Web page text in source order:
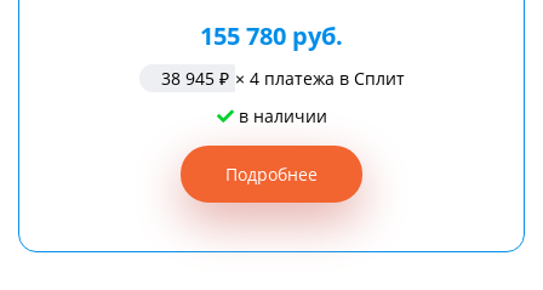
155 780 руб.
38 945 ₽ × 4 платежа в Сплит
в наличии
Подробнее